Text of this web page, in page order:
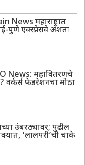
महाराष्ट्रात
पुणे एक्स्प्रेसवे अंशतः
News: महावितरणचे
वर्कर्स फेडरेशनचा मोठा
उंबरठ्यावर; पुढील
‘लालपरी’ची चाके